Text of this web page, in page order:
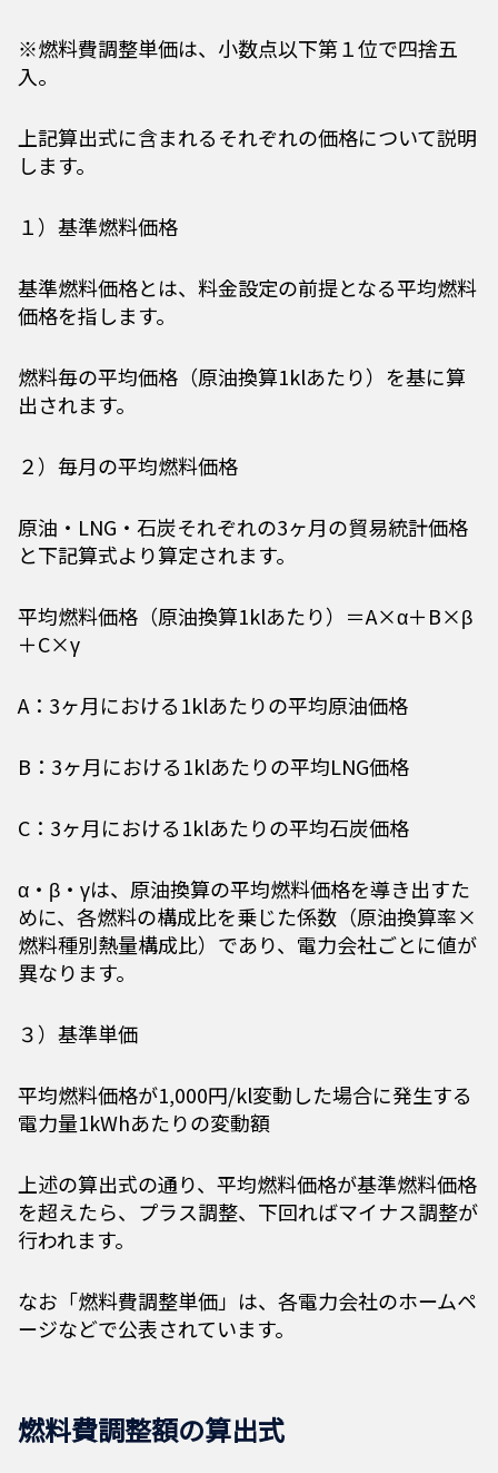
※燃料費調整単価は、小数点以下第１位で四捨五
入。
上記算出式に含まれるそれぞれの価格について説明
します。
１）基準燃料価格
基準燃料価格とは、料金設定の前提となる平均燃料
価格を指します。
燃料毎の平均価格（原油換算1klあたり）を基に算
出されます。
２）毎月の平均燃料価格
原油・LNG・石炭それぞれの3ヶ月の貿易統計価格
と下記算式より算定されます。
平均燃料価格（原油換算1klあたり）＝A×α＋B×β
＋C×γ
A：3ヶ月における1klあたりの平均原油価格
B：3ヶ月における1klあたりの平均LNG価格
C：3ヶ月における1klあたりの平均石炭価格
α・β・γは、原油換算の平均燃料価格を導き出すた
めに、各燃料の構成比を乗じた係数（原油換算率×
燃料種別熱量構成比）であり、電力会社ごとに値が
異なります。
３）基準単価
平均燃料価格が1,000円/kl変動した場合に発生する
電力量1kWhあたりの変動額
上述の算出式の通り、平均燃料価格が基準燃料価格
を超えたら、プラス調整、下回ればマイナス調整が
行われます。
なお「燃料費調整単価」は、各電力会社のホームペ
ージなどで公表されています。
燃料費調整額の算出式